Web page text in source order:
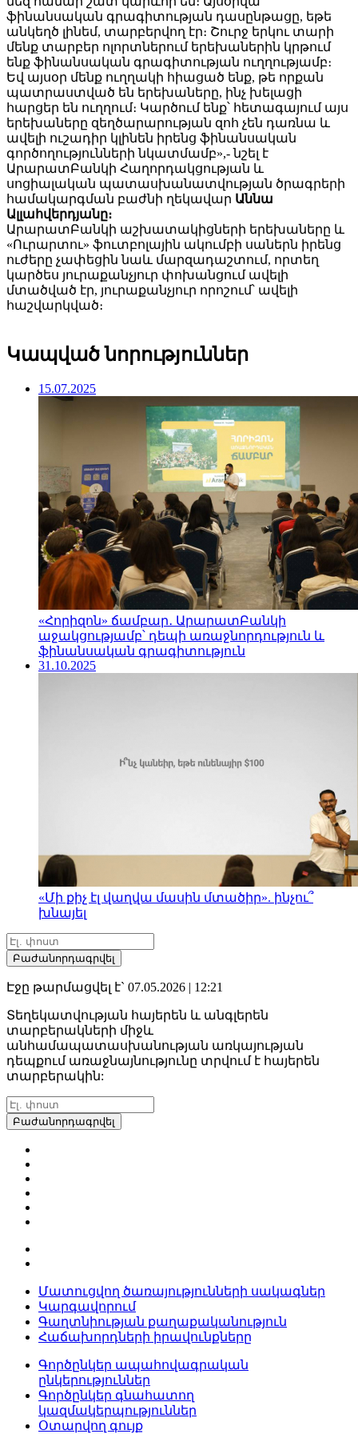
ֆինանսական գրագիտության դասընթացը, եթե
անկեղծ լինեմ, տարբերվող էր։ Շուրջ երկու տարի
մենք տարբեր ոլորտներում երեխաներին կրթում
ենք ֆինանսական գրագիտության ուղղությամբ։
Եվ այսօր մենք ուղղակի հիացած ենք, թե որքան
պատրաստված են երեխաները, ինչ խելացի
հարցեր են ուղղում։ Կարծում ենք՝ հետագայում այս
երեխաները զեղծարարության զոհ չեն դառնա և
ավելի ուշադիր կլինեն իրենց ֆինանսական
գործողությունների նկատմամբ»,- նշել է
ԱրարատԲանկի Հաղորդակցության և
սոցիալական պատասխանատվության ծրագրերի
համակարգման բաժնի ղեկավար Աննա
Ալլահվերդյանը։
ԱրարատԲանկի աշխատակիցների երեխաները և
«Ուրարտու» ֆուտբոլային ակումբի սաներն իրենց
ուժերը չափեցին նաև մարզադաշտում, որտեղ
կարծես յուրաքանչյուր փոխանցում ավելի
մտածված էր, յուրաքանչյուր որոշում՝ ավելի
հաշվարկված։
Կապված նորություններ
15.07.2025
«Հորիզոն» ճամբար․ ԱրարատԲանկի
աջակցությամբ՝ դեպի առաջնորդություն և
ֆինանսական գրագիտություն
31.10.2025
«Մի քիչ էլ վաղվա մասին մտածիր». ինչու՞
խնայել
Բաժանորդագրվել
Էջը թարմացվել է` 07.05.2026 | 12:21
Տեղեկատվության հայերեն և անգլերեն
տարբերակների միջև
անհամապատասխանության առկայության
դեպքում առաջնայնությունը տրվում է հայերեն
տարբերակին:
Բաժանորդագրվել
Մատուցվող ծառայությունների սակագներ
Կարգավորում
Գաղտնիության քաղաքականություն
Հաճախորդների իրավունքները
Գործընկեր ապահովագրական
ընկերություններ
Գործընկեր գնահատող
կազմակերպություններ
Օտարվող գույք